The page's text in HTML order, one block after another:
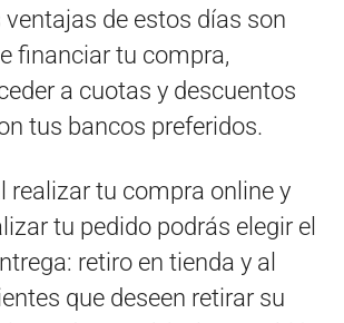
de estos días son
financiar tu compra,
a cuotas y descuentos
tus bancos preferidos.
realizar tu compra online y
tu pedido podrás elegir el
retiro en tienda y al
que deseen retirar su